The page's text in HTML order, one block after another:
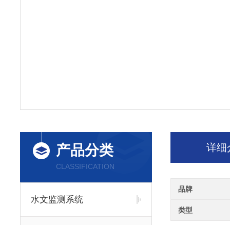
产品分类
CLASSIFICATION
水文监测系统
详细
品牌
类型